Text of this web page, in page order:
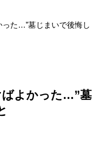
った…”墓じまいで後悔し
ばよかった…”墓